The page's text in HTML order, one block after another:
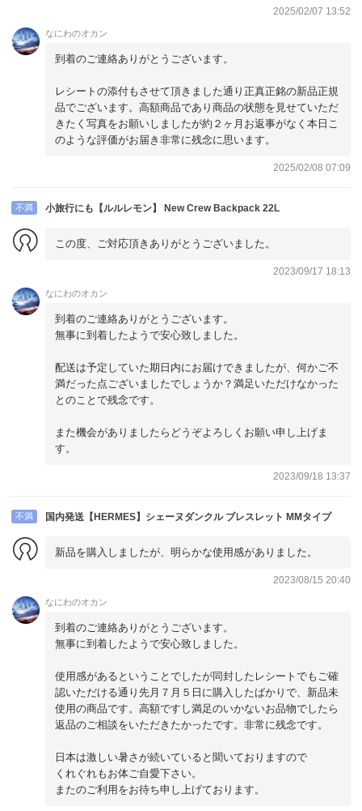
2025/02/07 13:52
なにわのオカン
到着のご連絡ありがとうございます。
レシートの添付もさせて頂きました通り正真正銘の新品正規
品でございます。高額商品であり商品の状態を見せていただ
きたく写真をお願いしましたが約２ヶ月お返事がなく本日こ
のような評価がお届き非常に残念に思います。
2025/02/08 07:09
不満 小旅行にも【ルルレモン】 New Crew Backpack 22L
この度、ご対応頂きありがとうございました。
2023/09/17 18:13
なにわのオカン
到着のご連絡ありがとうございます。
無事に到着したようで安心致しました。
配送は予定していた期日内にお届けできましたが、何かご不
満だった点ございましたでしょうか？満足いただけなかった
とのことで残念です。
また機会がありましたらどうぞよろしくお願い申し上げま
す。
2023/09/18 13:37
不満 国内発送【HERMES】シェーヌダンクル ブレスレット MMタイプ
新品を購入しましたが、明らかな使用感がありました。
2023/08/15 20:40
なにわのオカン
到着のご連絡ありがとうございます。
無事に到着したようで安心致しました。
使用感があるということでしたが同封したレシートでもご確
認いただける通り先月７月５日に購入したばかりで、新品未
使用の商品です。高額ですし満足のいかないお品物でしたら
返品のご相談をいただきたかったです。非常に残念です。
日本は激しい暑さが続いていると聞いておりますので
くれぐれもお体ご自愛下さい。
またのご利用をお待ち申し上げております。